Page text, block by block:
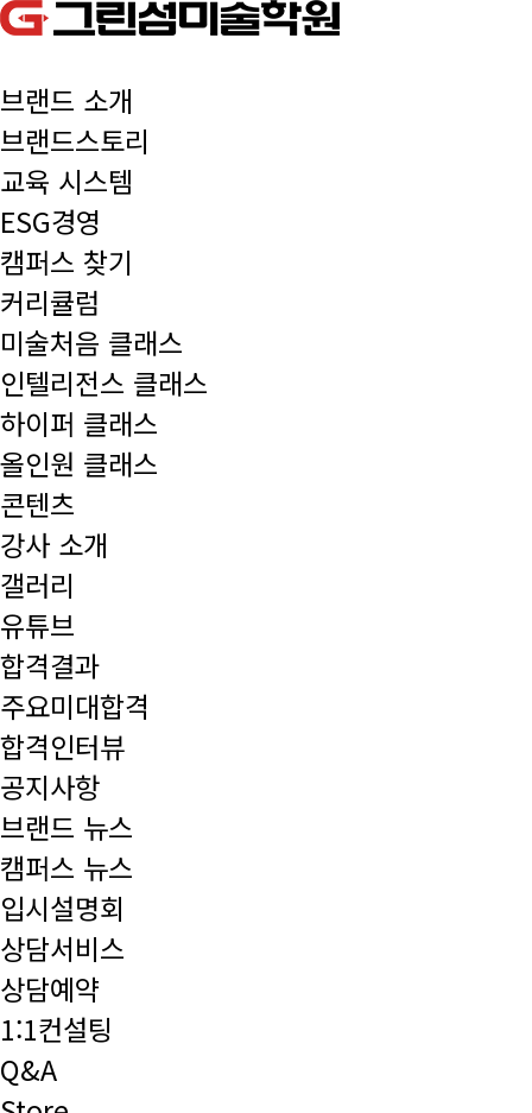
브랜드 소개
브랜드스토리
교육 시스템
ESG경영
캠퍼스 찾기
커리큘럼
미술처음 클래스
인텔리전스 클래스
하이퍼 클래스
올인원 클래스
콘텐츠
강사 소개
갤러리
유튜브
합격결과
주요미대합격
합격인터뷰
공지사항
브랜드 뉴스
캠퍼스 뉴스
입시설명회
상담서비스
상담예약
1:1컨설팅
Q&A